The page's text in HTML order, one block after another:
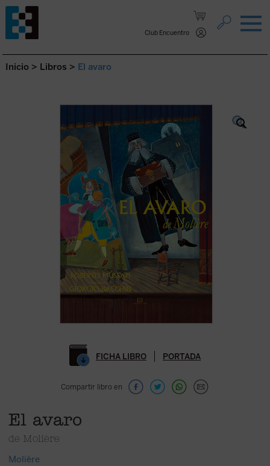
Club Encuentro
Saltar al contenido.
Inicio > Libros > El avaro
FICHA LIBRO PORTADA
Compartir libro en
El avaro
de Molière
Molière